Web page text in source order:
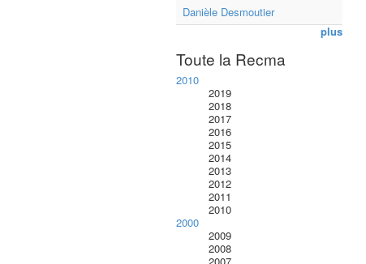
Danièle Desmoutier
plus
Toute la Recma
2010
2019
2018
2017
2016
2015
2014
2013
2012
2011
2010
2000
2009
2008